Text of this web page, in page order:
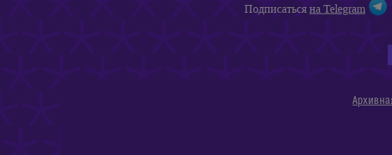
Подписатьсяна Telegram